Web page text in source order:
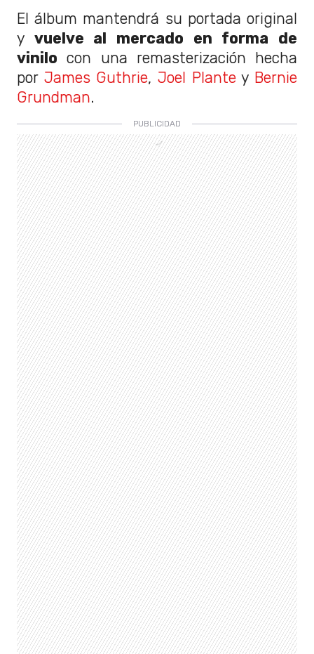
El álbum mantendrá su portada original
y vuelve al mercado en forma de
vinilo con una remasterización hecha
porJames Guthrie, Joel PlanteyBernie
Grundman.